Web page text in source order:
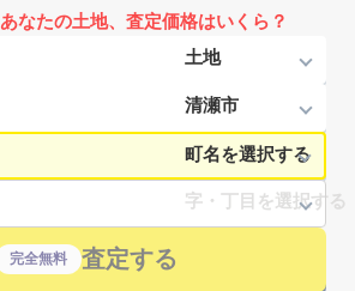
あなたの土地、査定価格はいくら？
完全無料 査定する